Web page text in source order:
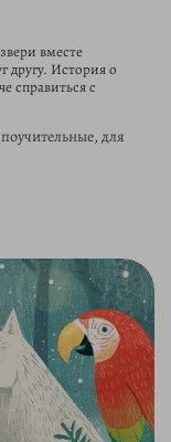
вместе
другу. История о
справиться с
для